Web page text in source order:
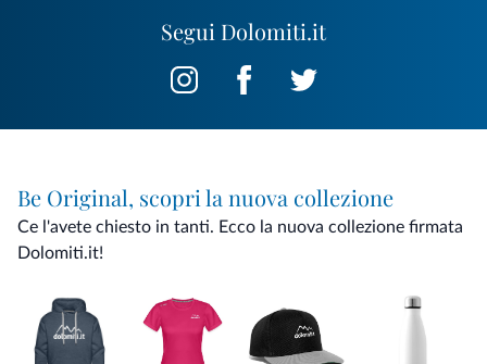
Segui Dolomiti.it
Be Original, scopri la nuova collezione
Ce l'avete chiesto in tanti. Ecco la nuova collezione firmata
Dolomiti.it!